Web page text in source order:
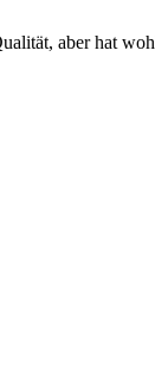
aber hat